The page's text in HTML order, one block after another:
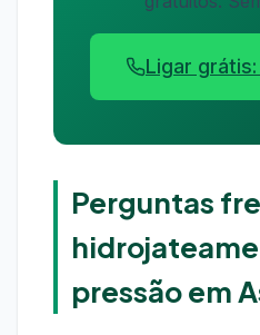
Ligar
Perguntas
pressão em